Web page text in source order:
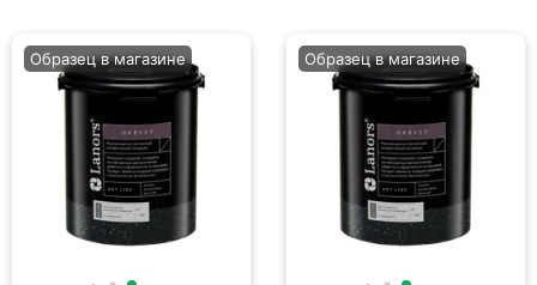
Образец в магазине Образец в магазине